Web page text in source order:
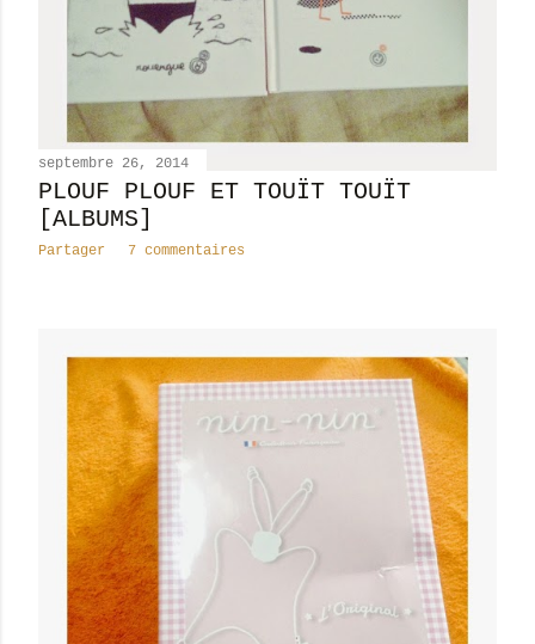
septembre 26, 2014
PLOUF PLOUF ET TOUÏT TOUÏT
[ALBUMS]
Partager 7 commentaires